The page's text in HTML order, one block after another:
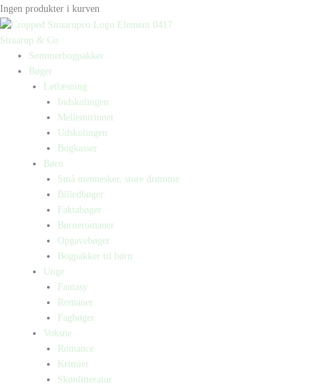
Ingen produkter i kurven
Straarup & Co
Sommerbogpakker
Bøger
Letlæsning
Indskolingen
Mellemtrinnet
Udskolingen
Bogkasser
Børn
Små mennesker, store drømme
Billedbøger
Faktabøger
Børneromaner
Opgavebøger
Bogpakker til børn
Unge
Fantasy
Romaner
Fagbøger
Voksne
Romance
Krimier
Skønlitteratur